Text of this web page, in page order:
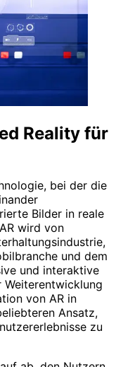
Reality für
bei der die
Bilder in reale
wird von
und dem
und interaktive
Weiterentwicklung
von AR in
Ansatz,
zu